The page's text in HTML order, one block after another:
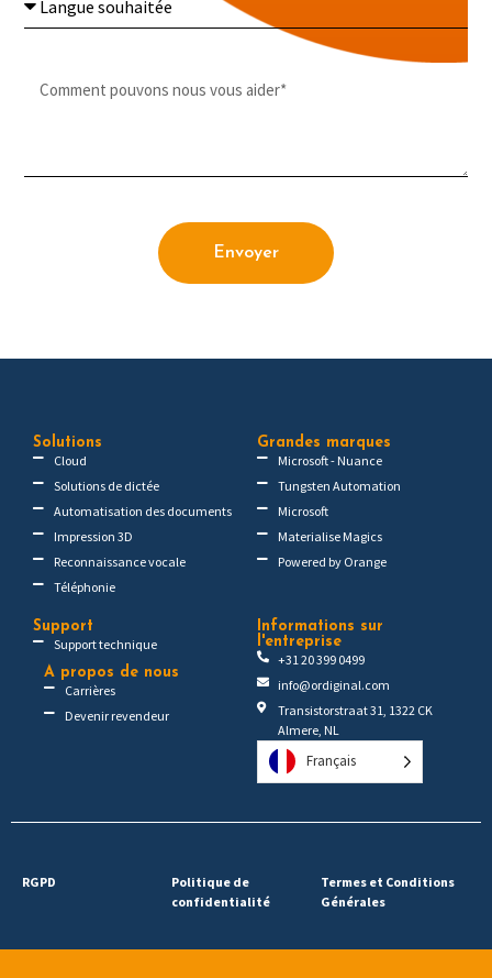
Envoyer
Solutions
Cloud
Solutions de dictée
Automatisation des documents
Impression 3D
Reconnaissance vocale
Téléphonie
Grandes marques
Microsoft - Nuance
Tungsten Automation
Microsoft
Materialise Magics
Powered by Orange
Support
Support technique
A propos de nous
Carrières
Devenir revendeur
Informations sur
l'entreprise
+31 20 399 0499
info@ordiginal.com
Transistorstraat 31, 1322 CK
Almere, NL
Français
RGPD
Politique de
confidentialité
Termes et Conditions
Générales